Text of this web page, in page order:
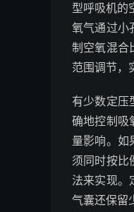
型呼吸机的
氧气通过小
制空氧混合
范围调节，
有少数定压
确地控制吸
量影响。如
须同时按比
法来实现。
气囊还保留